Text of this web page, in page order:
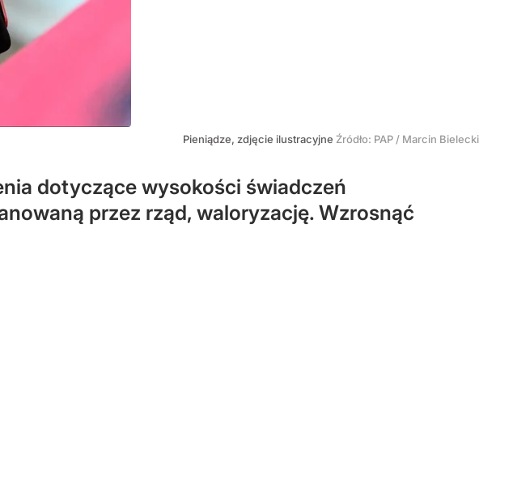
Pieniądze, zdjęcie ilustracyjne Źródło: PAP / Marcin Bielecki
dotyczące wysokości świadczeń
przez rząd, waloryzację. Wzrosnąć